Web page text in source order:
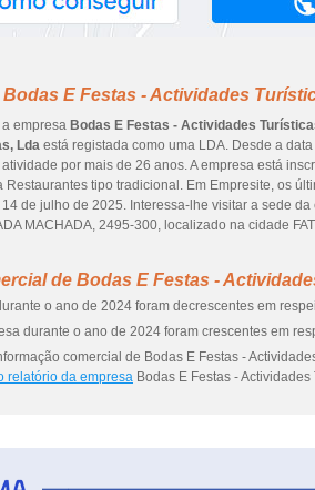
E Festas - Actividades
empresa Bodas E Festas - Actividades
Lda está registada como uma LDA. Desde a
por mais de 26 anos. A empresa está
Restaurantes tipo tradicional. Em Empresite, os
de julho de 2025. Interessa-lhe visitar a sede
MACHADA, 2495-300, localizado na cidade
de Bodas E Festas -
o ano de 2024 foram decrescentes em
durante o ano de 2024 foram crescentes em
comercial de Bodas E Festas -
relatório da empresa Bodas E Festas -